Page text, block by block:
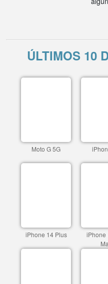
ÚLTIMOS 10
Moto G 5G
iPhone 14 Plus
iPhone